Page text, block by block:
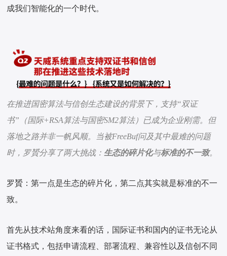
成我们智能化的一个时代。
在推进国密算法与信创生态建设的背景下，支持“双证
书”（国际+RSA算法与国密SM2算法）已成为企业刚需。但
落地之路并非一帆风顺。当被FreeBuf问及其中最难的问题
时，罗贇分享了两大挑战： 生态的碎片化与标准的不一致。
罗贇：第一点是生态的碎片化，第二点其实就是标准的不一
致。
首先从技术站角度来看的话，国际证书和国内的证书无论从
证书格式，包括申请流程、部署流程、兼容性以及信创不同